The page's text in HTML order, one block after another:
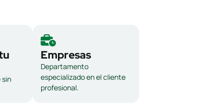
sin
Empresas
Departamento
especializado en el cliente
profesional.